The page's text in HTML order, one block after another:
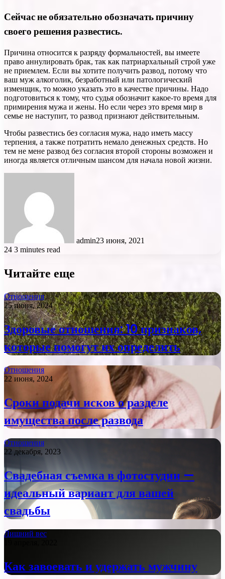
Сейчас не обязательно обозначать причину
своего решения развестись.
Причина относится к разряду формальностей, вы имеете
право аннулировать брак, так как патриархальный строй уже
не приемлем. Если вы хотите получить развод, потому что
ваш муж алкоголик, безработный или патологический
изменщик, то можно указать это в качестве причины. Надо
подготовиться к тому, что судья обозначит какое-то время для
примирения мужа и жены. Но если через это время мир в
семье не наступит, то развод признают действительным.
Чтобы развестись без согласия мужа, надо иметь массу
терпения, а также потратить немало денежных средств. Но
тем не мене развод без согласия второй стороны возможен и
иногда является отличным шансом для начала новой жизни.
admin23 июня, 2021
24 3 minutes read
Читайте еще
Отношения
25 июня, 2024
Здоровые отношения: 10 признаков,
которые помогут их определить
Отношения
22 июня, 2024
Сроки подачи исков о разделе
имущества после развода
Отношения
22 декабря, 2023
Свадебная съемка в фотостудии —
идеальный вариант для вашей
свадьбы
Лишний вес
Как завоевать и удержать мужчину